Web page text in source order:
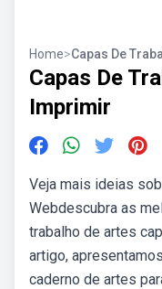
Home>Capas De
Capas De
Imprimir
Veja mais ideias
Webdescubra as
trabalho de artes
artigo,
caderno de artes